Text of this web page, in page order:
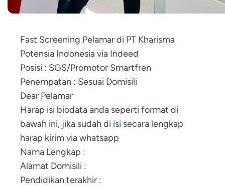
Fast Screening Pelamar di PT Kharisma
Potensia Indonesia via Indeed
Posisi : SGS/Promotor Smartfren
Penempatan : Sesuai Domisili
Dear Pelamar
Harap isi biodata anda seperti format di
bawah ini, jika sudah di isi secara lengkap
harap kirim via whatsapp
Nama Lengkap :
Alamat Domisili :
Pendidikan terakhir :